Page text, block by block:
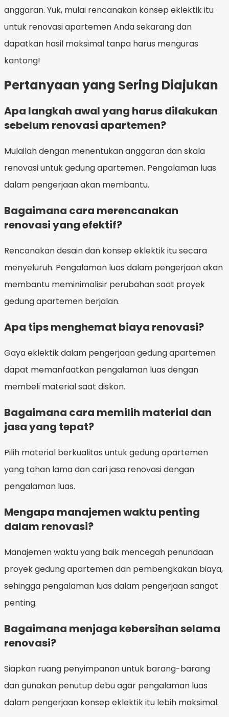
anggaran. Yuk, mulai rencanakan konsep eklektik itu
untuk renovasi apartemen Anda sekarang dan
dapatkan hasil maksimal tanpa harus menguras
kantong!
Pertanyaan yang Sering Diajukan
Apa langkah awal yang harus dilakukan
sebelum renovasi apartemen?
Mulailah dengan menentukan anggaran dan skala
renovasi untuk gedung apartemen. Pengalaman luas
dalam pengerjaan akan membantu.
Bagaimana cara merencanakan
renovasi yang efektif?
Rencanakan desain dan konsep eklektik itu secara
menyeluruh. Pengalaman luas dalam pengerjaan akan
membantu meminimalisir perubahan saat proyek
gedung apartemen berjalan.
Apa tips menghemat biaya renovasi?
Gaya eklektik dalam pengerjaan gedung apartemen
dapat memanfaatkan pengalaman luas dengan
membeli material saat diskon.
Bagaimana cara memilih material dan
jasa yang tepat?
Pilih material berkualitas untuk gedung apartemen
yang tahan lama dan cari jasa renovasi dengan
pengalaman luas.
Mengapa manajemen waktu penting
dalam renovasi?
Manajemen waktu yang baik mencegah penundaan
proyek gedung apartemen dan pembengkakan biaya,
sehingga pengalaman luas dalam pengerjaan sangat
penting.
Bagaimana menjaga kebersihan selama
renovasi?
Siapkan ruang penyimpanan untuk barang-barang
dan gunakan penutup debu agar pengalaman luas
dalam pengerjaan konsep eklektik itu lebih maksimal.